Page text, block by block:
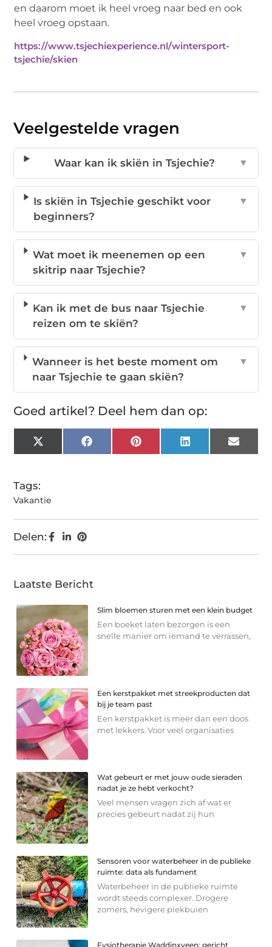
en daarom moet ik heel vroeg naar bed en ook
heel vroeg opstaan.
https://www.tsjechiexperience.nl/wintersport-
tsjechie/skien
Veelgestelde vragen
Waar kan ik skiën in Tsjechie? ▼
Is skiën in Tsjechie geschikt voor
beginners?
▼
Wat moet ik meenemen op een
skitrip naar Tsjechie?
▼
Kan ik met de bus naar Tsjechie
reizen om te skiën?
▼
Wanneer is het beste moment om
naar Tsjechie te gaan skiën?
▼
Goed artikel? Deel hem dan op:
X
(Twitter)
FacebookPinterest LinkedIn Email
Tags:
Vakantie
Delen:
Laatste Bericht
Slim bloemen sturen met een klein budget
Een boeket laten bezorgen is een
snelle manier om iemand te verrassen,
Een kerstpakket met streekproducten dat
bij je team past
Een kerstpakket is meer dan een doos
met lekkers. Voor veel organisaties
Wat gebeurt er met jouw oude sieraden
nadat je ze hebt verkocht?
Veel mensen vragen zich af wat er
precies gebeurt nadat zij hun
Sensoren voor waterbeheer in de publieke
ruimte: data als fundament
Waterbeheer in de publieke ruimte
wordt steeds complexer. Drogere
zomers, hevigere piekbuien
Fysiotherapie Waddinxveen: gericht